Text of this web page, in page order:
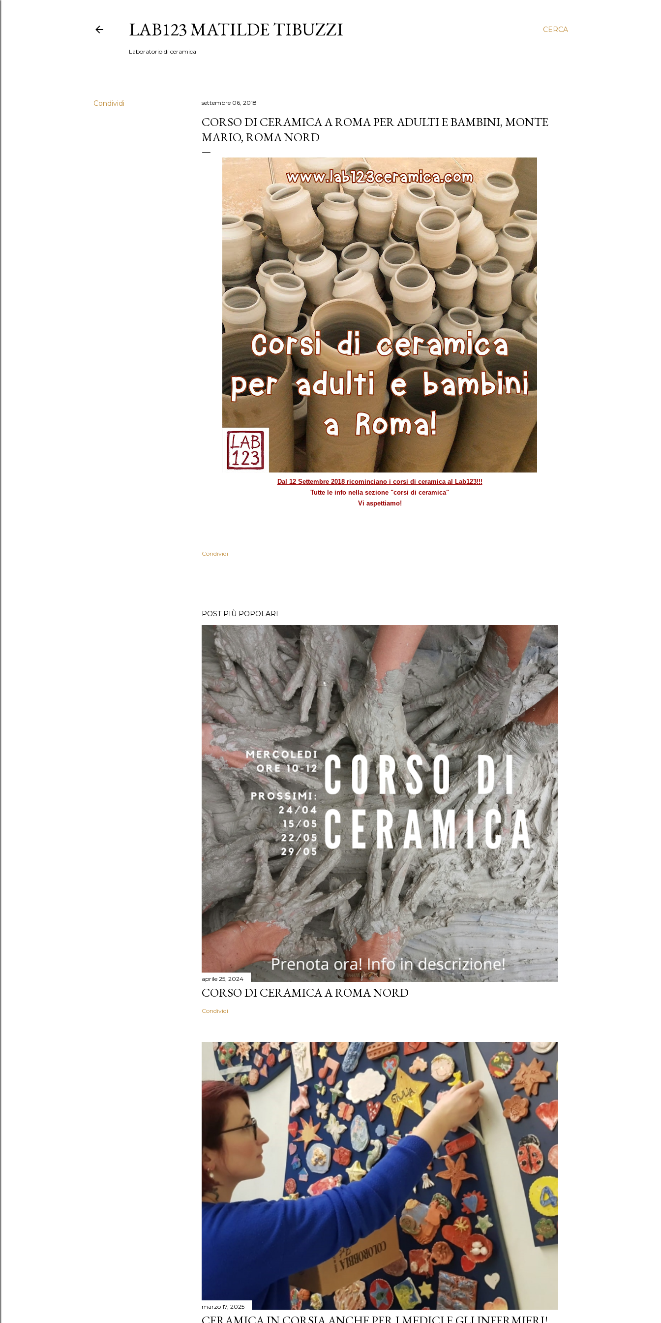
CERCA
LAB123 MATILDE TIBUZZI
Laboratorio di ceramica
Condividi settembre 06, 2018
CORSO DI CERAMICA A ROMA PER ADULTI E BAMBINI, MONTE
MARIO, ROMA NORD
Dal 12 Settembre 2018 ricominciano i corsi di ceramica al Lab123!!!
Tutte le info nella sezione "corsi di ceramica"
Vi aspettiamo!
Condividi
POST PIÙ POPOLARI
aprile 25, 2024
CORSO DI CERAMICA A ROMA NORD
Condividi
marzo 17, 2025